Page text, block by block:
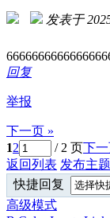
发表于
回复
举报
下一页 »
12 / 2 页下
返回列表 发布主题
快捷回复
高级模式